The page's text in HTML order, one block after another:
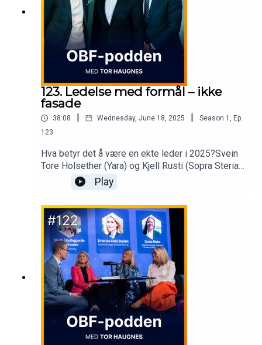
123. Ledelse med formål – ikke
fasade
38:08 Wednesday, June 18, 2025 Season 1 , Ep.
123
Hva betyr det å være en ekte leder i 2025?Svein
Tore Holsether (Yara) og Kjell Rusti (Sopra Steria)
deler ærlig om ansvar, kultur, bærekraft og hvorfor
ledelse starter med å være seg selv – og stå
støtt når det gjelder.
Play